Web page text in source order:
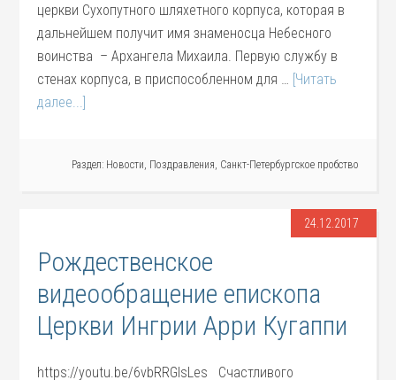
церкви Сухопутного шляхетного корпуса, которая в
дальнейшем получит имя знаменосца Небесного
воинства – Архангела Михаила. Первую службу в
стенах корпуса, в приспособленном для … [Читать
далее...]
Раздел: Новости, Поздравления, Санкт-Петербургское пробство
24.12.2017
Рождественское
видеообращение епископа
Церкви Ингрии Арри Кугаппи
https://youtu.be/6vbRRGIsLes Счастливого